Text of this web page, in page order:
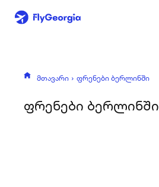
მთავარი ფრენები ბერლინში
ფრენები ბერლინში